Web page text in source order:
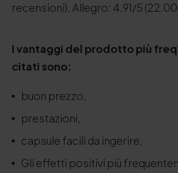
recensioni), Allegro: 4,91/5
I vantaggi del prodotto più
citati sono:
buon prezzo,
prestazioni,
capsule facili da ingerire,
Gli effetti positivi più